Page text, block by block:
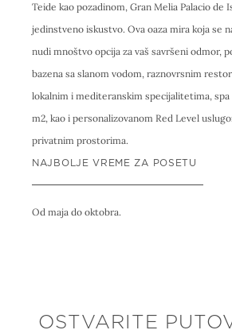
Teide kao pozadinom, Gran Melia Palacio de
jedinstveno iskustvo. Ova oaza mira koja se
nudi mnoštvo opcija za vaš savršeni odmor,
bazena sa slanom vodom, raznovrsnim
lokalnim i mediteranskim specijalitetima,
m2, kao i personalizovanom Red Level
privatnim prostorima.
NAJBOLJE VREME ZA POSETU
Od maja do oktobra.
OSTVARITE